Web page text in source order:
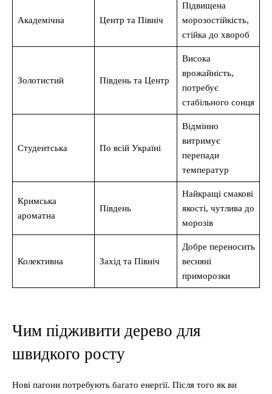
Академічна Центр та Північ
Підвищена
морозостійкість,
стійка до хвороб
Золотистий Південь та Центр
Висока
врожайність,
потребує
стабільного сонця
Студентська По всій Україні
Відмінно
витримує
перепади
температур
Кримська
ароматна
Південь
Найкращі смакові
якості, чутлива до
морозів
Колективна Захід та Північ
Добре переносить
весняні
приморозки
Чим підживити дерево для
швидкого росту
Нові пагони потребують багато енергії. Після того як ви